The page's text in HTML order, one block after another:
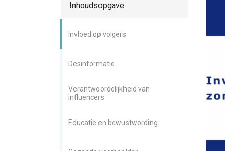
Inhoudsopgave
Invloed op volgers
Desinformatie
Verantwoordelijkheid van
influencers
Educatie en bewustwording